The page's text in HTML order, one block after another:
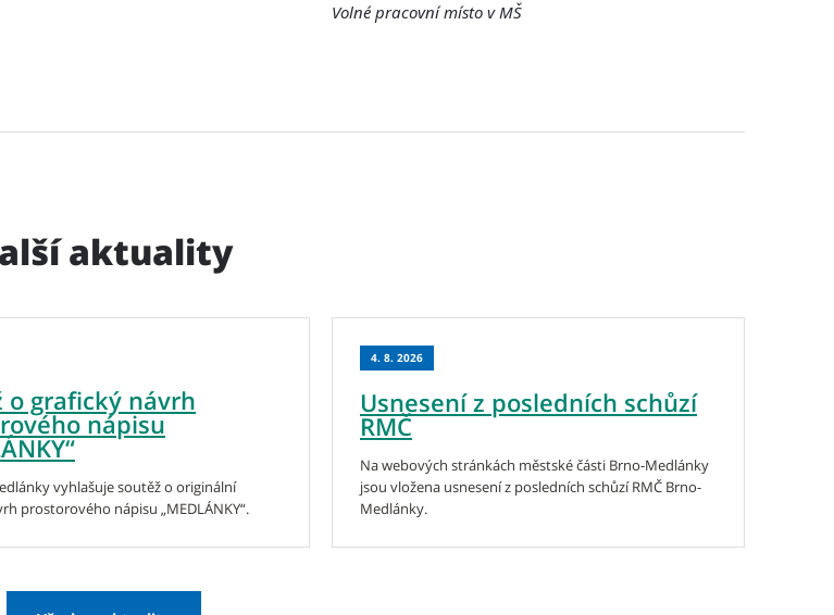
Volné pracovní místo v MŠ
aktuality
o grafický návrh
nápisu
vyhlašuje soutěž o originální
prostorového nápisu „MEDLÁNKY“.
4. 8. 2026
Usnesení z posledních schůzí
RMČ
Na webových stránkách městské části Brno-Medlánky
jsou vložena usnesení z posledních schůzí RMČ Brno-
Medlánky.